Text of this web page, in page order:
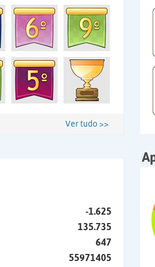
Ver tudo >>
-1.625
135.735
647
55971405